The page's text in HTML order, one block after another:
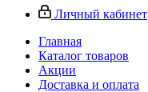
Личный кабинет
Главная
Каталог товаров
Акции
Доставка и оплата